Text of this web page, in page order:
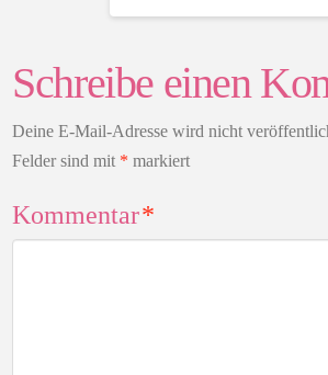
Schreibe einen
Deine E-Mail-Adresse wird nicht
Felder sind mit * markiert
Kommentar*